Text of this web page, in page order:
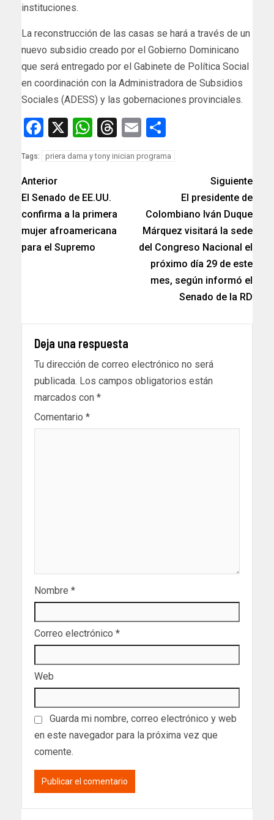
instituciones.
La reconstrucción de las casas se hará a través de un
nuevo subsidio creado por el Gobierno Dominicano
que será entregado por el Gabinete de Política Social
en coordinación con la Administradora de Subsidios
Sociales (ADESS) y las gobernaciones provinciales.
Facebook
X WhatsApp
Threads
Email
Tags: priera dama y tony inician programa
Anterior
El Senado de EE.UU.
confirma a la primera
mujer afroamericana
para el Supremo
Siguiente
El presidente de
Colombiano Iván Duque
Márquez visitará la sede
del Congreso Nacional el
próximo día 29 de este
mes, según informó el
Senado de la RD
Deja una respuesta
Tu dirección de correo electrónico no será
publicada. Los campos obligatorios están
marcados con *
Comentario *
Nombre *
Correo electrónico *
Web
Guarda mi nombre, correo electrónico y web
en este navegador para la próxima vez que
comente.